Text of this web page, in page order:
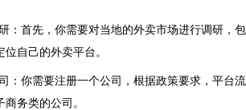
：首先，你需要对当地的外卖市场进行调研，
位自己的外卖平台。
：你需要注册一个公司， 根据政策要求，平台
商务类的公司。